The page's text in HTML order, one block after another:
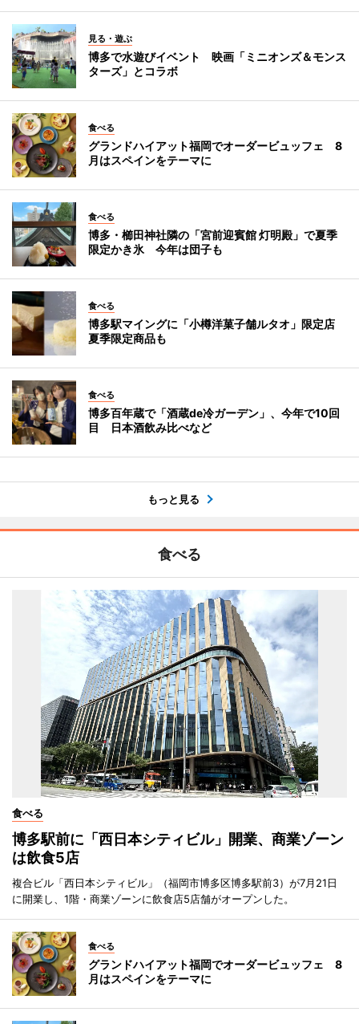
見る・遊ぶ
博多で水遊びイベント 映画「ミニオンズ＆モンス
ターズ」とコラボ
食べる
グランドハイアット福岡でオーダービュッフェ 8
月はスペインをテーマに
食べる
博多・櫛田神社隣の「宮前迎賓館 灯明殿」で夏季
限定かき氷 今年は団子も
食べる
博多駅マイングに「小樽洋菓子舗ルタオ」限定店
夏季限定商品も
食べる
博多百年蔵で「酒蔵de冷ガーデン」、今年で10回
目 日本酒飲み比べなど
もっと見る
食べる
食べる
博多駅前に「西日本シティビル」開業、商業ゾーン
は飲食5店
複合ビル「西日本シティビル」（福岡市博多区博多駅前3）が7月21日
に開業し、1階・商業ゾーンに飲食店5店舗がオープンした。
食べる
グランドハイアット福岡でオーダービュッフェ 8
月はスペインをテーマに